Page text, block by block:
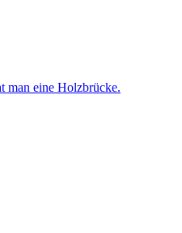
man eine Holzbrücke.